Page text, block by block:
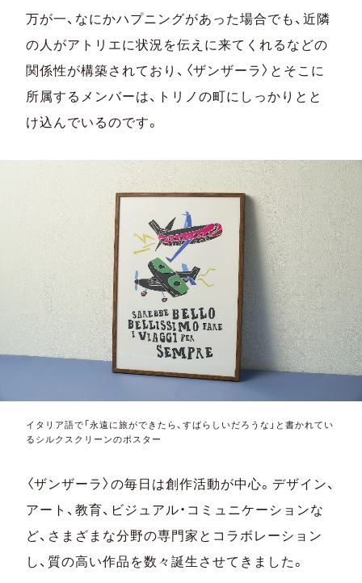
万が一、なにかハプニングがあった場合でも、近隣
の人がアトリエに状況を伝えに来てくれるなどの
関係性が構築されており、〈ザンザーラ〉とそこに
所属するメンバーは、トリノの町にしっかりとと
け込んでいるのです。
イタリア語で「永遠に旅ができたら、すばらしいだろうな」と書かれてい
るシルクスクリーンのポスター
〈ザンザーラ〉の毎日は創作活動が中心。デザイン、
アート、教育、ビジュアル・コミュニケーションな
ど、さまざまな分野の専門家とコラボレーション
し、質の高い作品を数々誕生させてきました。